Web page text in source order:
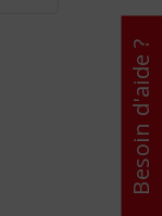
Besoin d'aide ?